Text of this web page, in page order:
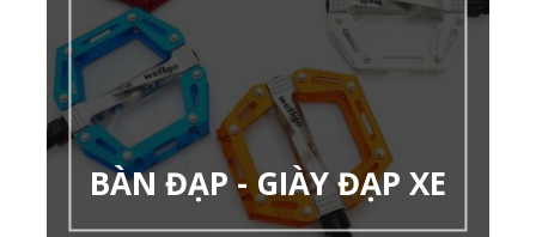
BÀN ĐẠP - GIÀY ĐẠP XE